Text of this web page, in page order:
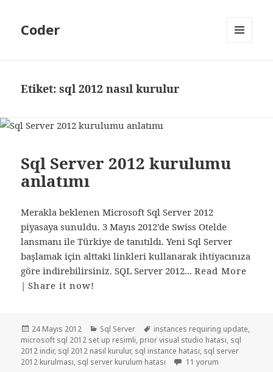
Coder
Etiket:sql 2012 nasıl kurulur
Sql Server 2012 kurulumu
anlatımı
Merakla beklenen Microsoft Sql Server 2012
piyasaya sunuldu. 3 Mayıs 2012’de Swiss Otelde
lansmanı ile Türkiye de tanıtıldı. Yeni Sql Server
başlamak için alttaki linkleri kullanarak ihtiyacınıza
göre indirebilirsiniz. SQL Server 2012...Read More
|Share it now!
Yayın
tarihi
24 Mayıs 2012 Kategoriler
Sql Server Etiketler
instances requiring update,
microsoft sql 2012 set up resimli, prior visual studio hatası, sql
2012 indir, sql 2012 nasıl kurulur, sql instance hatası, sql server
2012 kurulması, sql server kurulum hatası Sql Server 2012 kurulumu
11 yorum